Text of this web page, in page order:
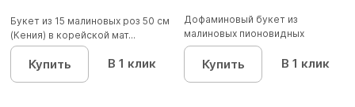
Букет из 15 малиновых роз 50 см
(Кения) в корейской мат...
Купить В 1 клик
Дофаминовый букет из
малиновых пионовидных
кустовых роз...
Купить В 1 клик